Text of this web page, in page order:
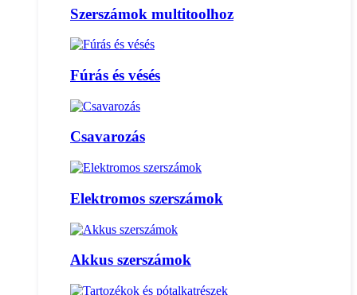
Szerszámok multitoolhoz
Fúrás és vésés
Csavarozás
Elektromos szerszámok
Akkus szerszámok